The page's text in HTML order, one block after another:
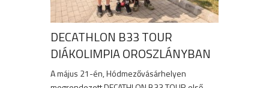
DECATHLON B33 TOUR
DIÁKOLIMPIA OROSZLÁNYBAN
A május 21-én, Hódmezővásárhelyen